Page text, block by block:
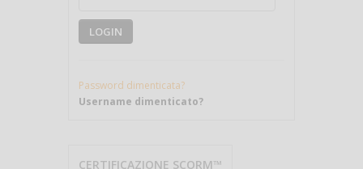
LOGIN
Password dimenticata?
Username dimenticato?
CERTIFICAZIONE SCORM™